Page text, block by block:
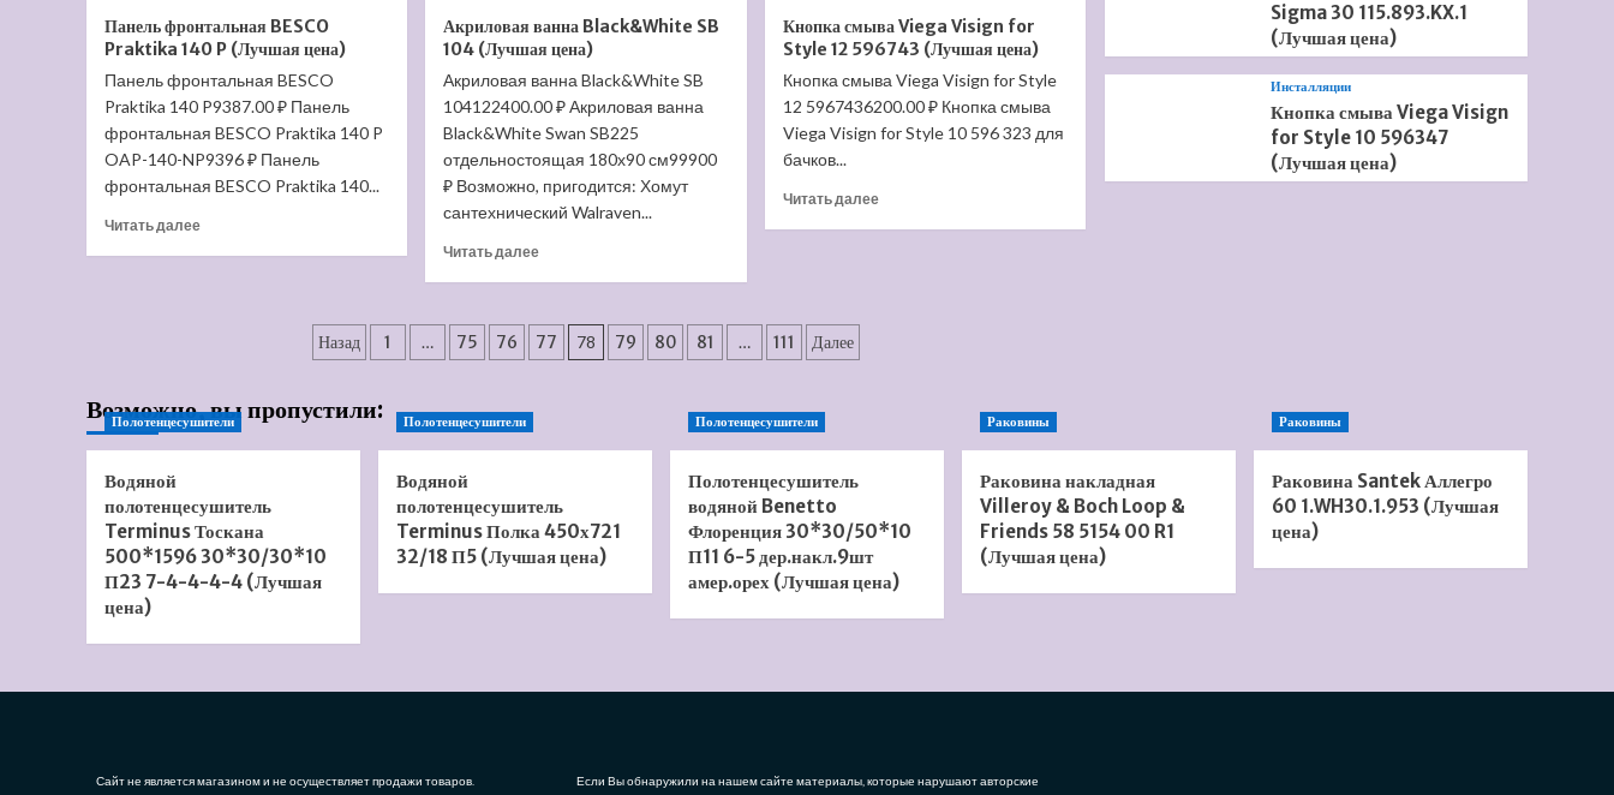
гарнитур
Hansgrohe
Croma
110
Select
S
26562400
душа
Hansgrohe
Metris
E
31675000
(Лучшая
цена)
ванна
BESCO
Milena
150
P
(Лучшая
Панель фронтальная BESCO
Praktika 140 P (Лучшая цена)
Панель фронтальная BESCO
Praktika 140 P9387.00 ₽ Панель
фронтальная BESCO Praktika 140 P
OAP-140-NP9396 ₽ Панель
фронтальная BESCO Praktika 140...
Читать далееПрочитать
(Лучшая
цена)
Акриловая ванна Black&White SB
104 (Лучшая цена)
Акриловая ванна Black&White SB
104122400.00 ₽ Акриловая ванна
Black&White Swan SB225
отдельностоящая 180х90 см99900
₽ Возможно, пригодится: Хомут
сантехнический Walraven...
Читать далееПрочитать
ванна
Black&White
цена)
Кнопка смыва Viega Visign for
Style 12 596743 (Лучшая цена)
Кнопка смыва Viega Visign for Style
12 5967436200.00 ₽ Кнопка смыва
Viega Visign for Style 10 596 323 для
бачков...
Читать далееПрочитать
(Лучшая
Пагинация
Назад 1 … 75 76 77 78 79 80 81 … 111 Далее
Sigma 30 115.893.KX.1
(Лучшая цена)
Инсталляции
Кнопка смыва Viega Visign
for Style 10 596347
(Лучшая цена)
Возможно, вы пропустили:
Полотенцесушители
Водяной
полотенцесушитель
Terminus Тоскана
500*1596 30*30/30*10
П23 7-4-4-4-4 (Лучшая
цена)
Полотенцесушители
Водяной
полотенцесушитель
Terminus Полка 450х721
32/18 П5 (Лучшая цена)
Полотенцесушители
Полотенцесушитель
водяной Benetto
Флоренция 30*30/50*10
П11 6-5 дер.накл.9шт
амер.орех (Лучшая цена)
Раковины
Раковина накладная
Villeroy & Boch Loop &
Friends 58 5154 00 R1
(Лучшая цена)
Раковины
Раковина Santek Аллегро
60 1.WH30.1.953 (Лучшая
цена)
Сайт не является магазином и не осуществляет продажи товаров. Если Вы обнаружили на нашем сайте материалы, которые нарушают авторские